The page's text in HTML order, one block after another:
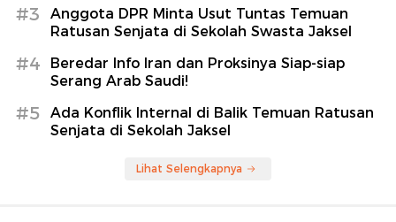
#3
Anggota DPR Minta Usut Tuntas Temuan
Ratusan Senjata di Sekolah Swasta Jaksel
#4
Beredar Info Iran dan Proksinya Siap-siap
Serang Arab Saudi!
#5
Ada Konflik Internal di Balik Temuan Ratusan
Senjata di Sekolah Jaksel
Lihat Selengkapnya